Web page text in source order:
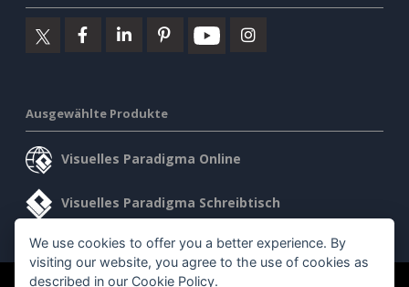
Ausgewählte Produkte
Visuelles Paradigma Online
Visuelles Paradigma Schreibtisch
We use cookies to offer you a better experience. By
visiting our website, you agree to the use of cookies as
described in our Cookie Policy.